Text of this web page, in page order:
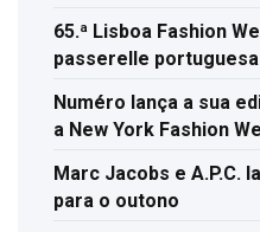
65.ª Lisboa Fashion
passerelle
Numéro lança a sua
a New York Fashion
Marc Jacobs e A.P.C.
para o outono